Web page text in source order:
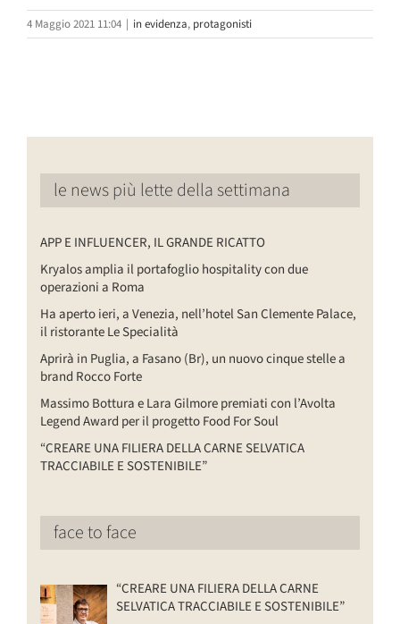
4 Maggio 2021 11:04 | in evidenza, protagonisti
le news più lette della settimana
APP E INFLUENCER, IL GRANDE RICATTO
Kryalos amplia il portafoglio hospitality con due
operazioni a Roma
Ha aperto ieri, a Venezia, nell’hotel San Clemente Palace,
il ristorante Le Specialità
Aprirà in Puglia, a Fasano (Br), un nuovo cinque stelle a
brand Rocco Forte
Massimo Bottura e Lara Gilmore premiati con l’Avolta
Legend Award per il progetto Food For Soul
“CREARE UNA FILIERA DELLA CARNE SELVATICA
TRACCIABILE E SOSTENIBILE”
face to face
“CREARE UNA FILIERA DELLA CARNE
SELVATICA TRACCIABILE E SOSTENIBILE”